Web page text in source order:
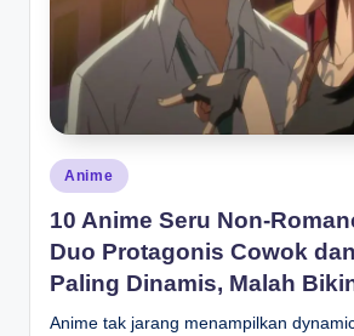
Posted
in
Anime
10 Anime Seru Non-
Duo Protagonis Cowok
Paling Dinamis, Malah
Anime tak jarang menampilkan